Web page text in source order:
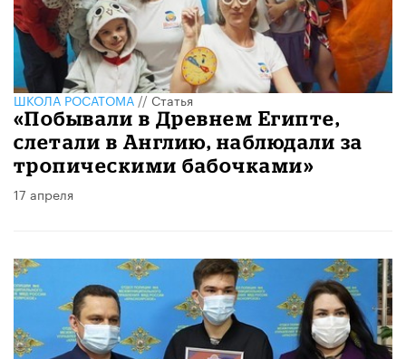
ШКОЛА РОСАТОМА//Статья
«Побывали в Древнем Египте,
слетали в Англию, наблюдали за
тропическими бабочками»
17 апреля